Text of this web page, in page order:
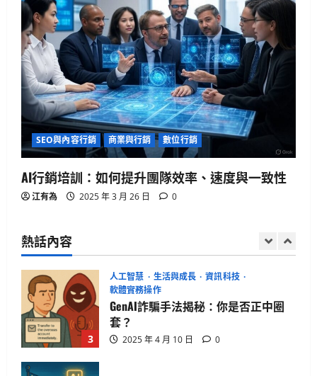
SEO與內容行銷 商業與行銷 數位行銷
AI行銷培訓：如何提升團隊效率、速度與一致性
江有為 2025 年 3 月 26 日 0
熱話內容
5
健康與生活 生活與成長 生物學
貓咪真的不愛你？破解主子冷漠的真
心信號
2025 年 4 月 10 日 0
1
生活與成長
華碩智慧手錶值得買嗎？揭開健康科
技真相
2025 年 4 月 21 日
生活與成長
3
人工智慧 生活與成長
資訊科技
軟體實務操作
GenAI詐騙手法揭秘：你是否正中圈
套？
2025 年 4 月 10 日 0